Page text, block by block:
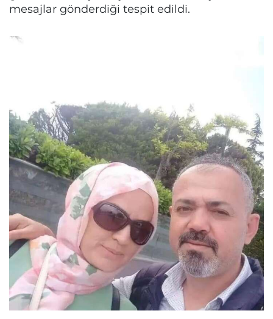
mesajlar gönderdiği tespit edildi.